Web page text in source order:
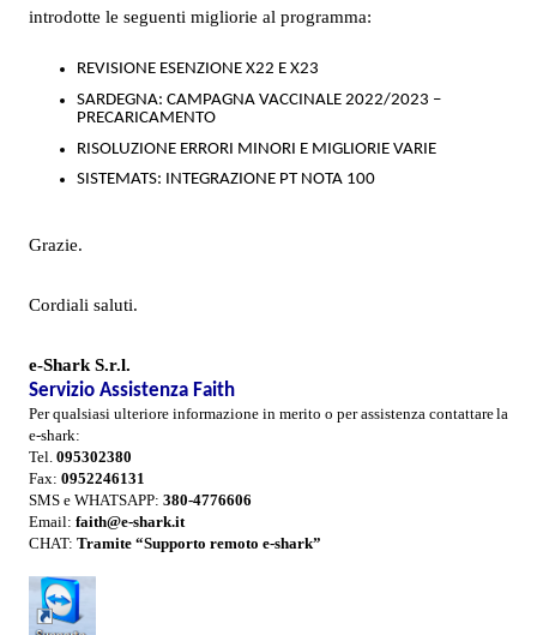
introdotte le seguenti migliorie al programma:
REVISIONE ESENZIONE X22 E X23
SARDEGNA: CAMPAGNA VACCINALE 2022/2023 –
PRECARICAMENTO
RISOLUZIONE ERRORI MINORI E MIGLIORIE VARIE
SISTEMATS: INTEGRAZIONE PT NOTA 100
Grazie.
Cordiali saluti.
e-Shark S.r.l.
Servizio Assistenza Faith
Per qualsiasi ulteriore informazione in merito o per assistenza contattarela
e-shark:
Tel. 095302380
Fax: 0952246131
SMS e WHATSAPP: 380-4776606
Email: faith@e-shark.it
CHAT: Tramite “Supporto remoto e-shark”